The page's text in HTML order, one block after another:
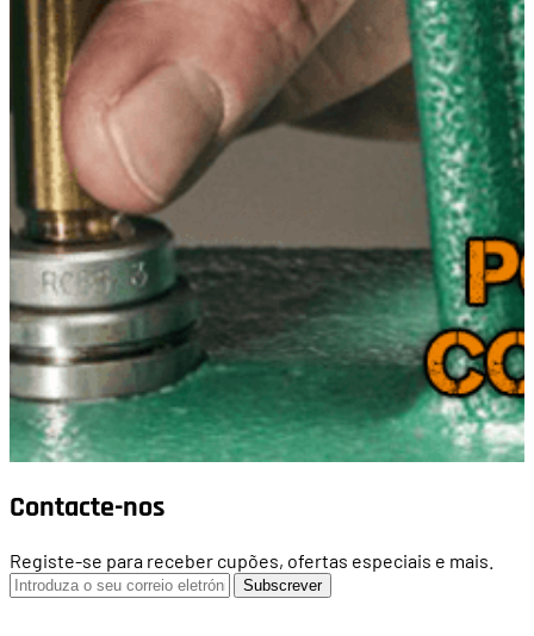
Contacte-nos
Registe-se para receber cupões, ofertas especiais e mais.
Subscrever